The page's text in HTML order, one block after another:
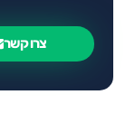
צרו קשר